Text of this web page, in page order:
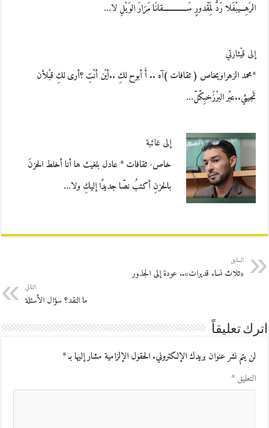
الرَهِـــيبْفَلا رَدٌّ لِمَقْدورٍ سَـــــــــــــقانَا مَرَارَ الوَيْلِ لا…
إلى قيْثارتي
*محمد الزهراويخاص ( ثقافات )آه .. أَ أبوح لكِ ..أيْن أنْتِ ؟أرى لكِ قبْلأن
تَجيئي..عبْر البرْزَخبِكًلّ…
إلى غائبة
خاص- ثقافات * عادل بلغيث ها أنا أخلط الحزنَ
بالحزنِ أكتبُ نصّا جديدًا إليكِ ولا…
السابق
«ثلاث نساء قديرات».. عودة إلى الجذور
التالي
ما النقد؟ سؤال الأسئلة
اترك تعليقاً
لن يتم نشر عنوان بريدك الإلكتروني.الحقول الإلزامية مشار إليها بـ*
التعليق*